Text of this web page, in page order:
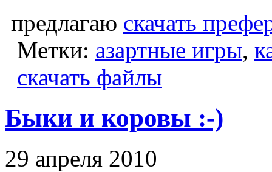
предлагаю скачать
Метки: азартные игры,
скачать файлы
Быки и коровы :-)
29 апреля 2010